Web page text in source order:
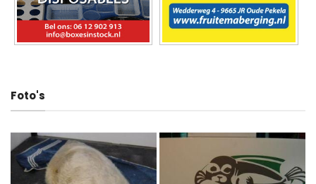
Foto's